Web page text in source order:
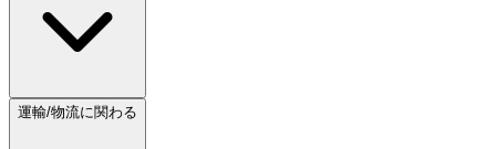
運輸/物流に関わる